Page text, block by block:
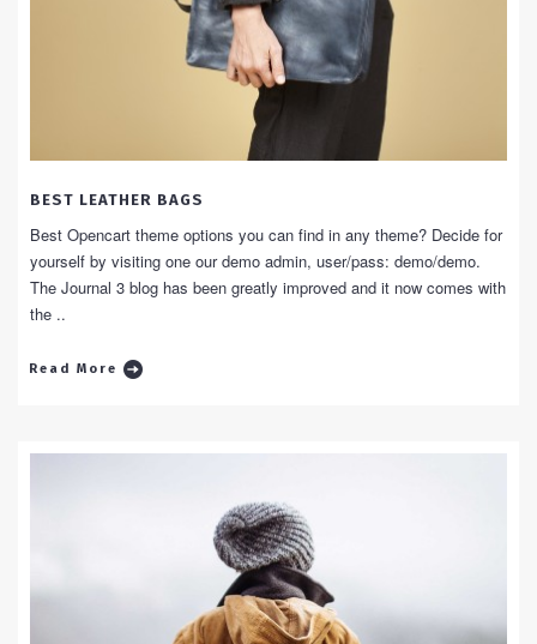
BEST LEATHER BAGS
Best Opencart theme options you can find in any theme? Decide for
yourself by visiting one our demo admin, user/pass: demo/demo.
The Journal 3 blog has been greatly improved and it now comes with
the ..
Read More